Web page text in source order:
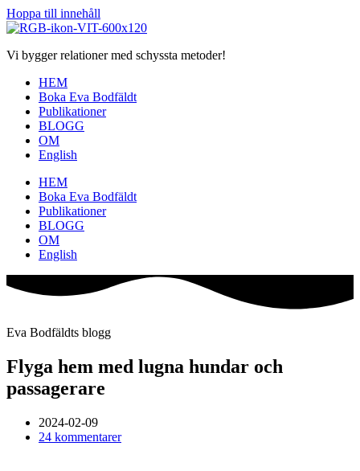
Hoppa till innehåll
Vi bygger relationer med schyssta metoder!
HEM
Boka Eva Bodfäldt
Publikationer
BLOGG
OM
English
HEM
Boka Eva Bodfäldt
Publikationer
BLOGG
OM
English
Eva Bodfäldts blogg
Flyga hem med lugna hundar och
passagerare
2024-02-09
24 kommentarer